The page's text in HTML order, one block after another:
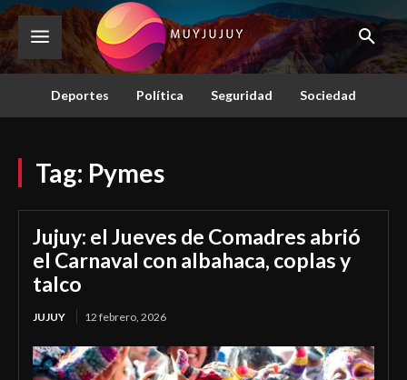
Deportes Política Seguridad Sociedad
Tag: Pymes
Jujuy: el Jueves de Comadres abrió
el Carnaval con albahaca, coplas y
talco
JUJUY 12 febrero, 2026